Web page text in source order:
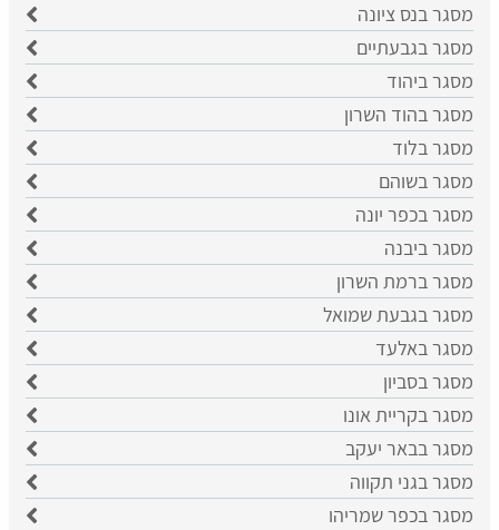
מסגר בנס ציונה
מסגר בגבעתיים
מסגר ביהוד
מסגר בהוד השרון
מסגר בלוד
מסגר בשוהם
מסגר בכפר יונה
מסגר ביבנה
מסגר ברמת השרון
מסגר בגבעת שמואל
מסגר באלעד
מסגר בסביון
מסגר בקריית אונו
מסגר בבאר יעקב
מסגר בגני תקווה
מסגר בכפר שמריהו